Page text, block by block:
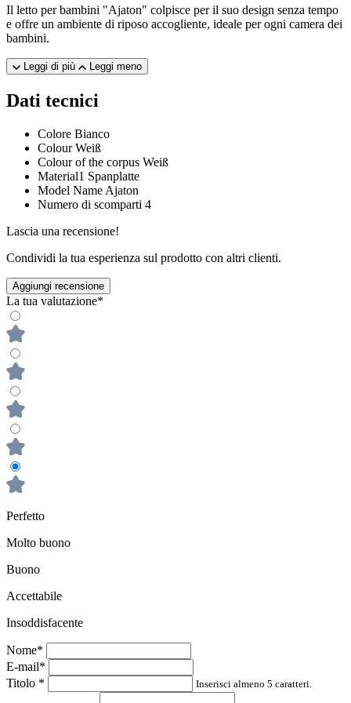
Il letto per bambini "Ajaton" colpisce per il suo design senza tempo
e offre un ambiente di riposo accogliente, ideale per ogni camera dei
bambini.
Leggi di più Leggi meno
Dati tecnici
Colore Bianco
Colour Weiß
Colour of the corpus Weiß
Material1 Spanplatte
Model Name Ajaton
Numero di scomparti 4
Lascia una recensione!
Condividi la tua esperienza sul prodotto con altri clienti.
Aggiungi recensione
La tua valutazione*
Perfetto
Molto buono
Buono
Accettabile
Insoddisfacente
Nome*
E-mail*
Titolo * Inserisci almeno 5 caratteri.